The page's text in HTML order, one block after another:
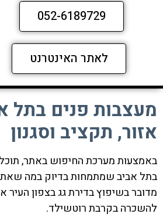
052-6189729
לאתר האינטרנט
מעצבות פנים בתל
אזור, תקציב וסגנון
באמצעות מערכת החיפוש באתר,
בתל אביב שמתמחות בדיוק במה
מדובר בשיפוץ בדירת גג בצפון העיר
להשכרה בקרבת רוטשילד.